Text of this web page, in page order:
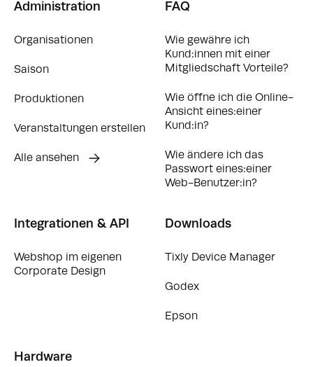
Administration
Organisationen
Saison
Produktionen
Veranstaltungen erstellen
Alle ansehen
FAQ
Wie gewähre ich
Kund:innen mit einer
Mitgliedschaft Vorteile?
Wie öffne ich die Online-
Ansicht eines:einer
Kund:in?
Wie ändere ich das
Passwort eines:einer
Web-Benutzer:in?
Integrationen & API
Webshop im eigenen
Corporate Design
Downloads
Tixly Device Manager
Godex
Epson
Hardware